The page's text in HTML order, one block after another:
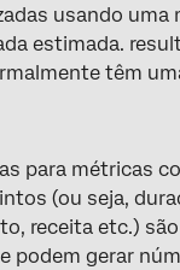
usando uma
estimada.
têm
para métricas
(ou seja,
receita etc.)
podem gerar